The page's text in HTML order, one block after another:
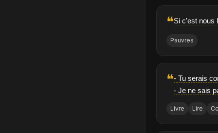
❝Si c'est nous
Pauvres
❝- Tu serais
- Je ne sais
Livre Lire